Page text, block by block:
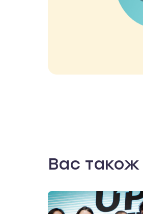
Вас також